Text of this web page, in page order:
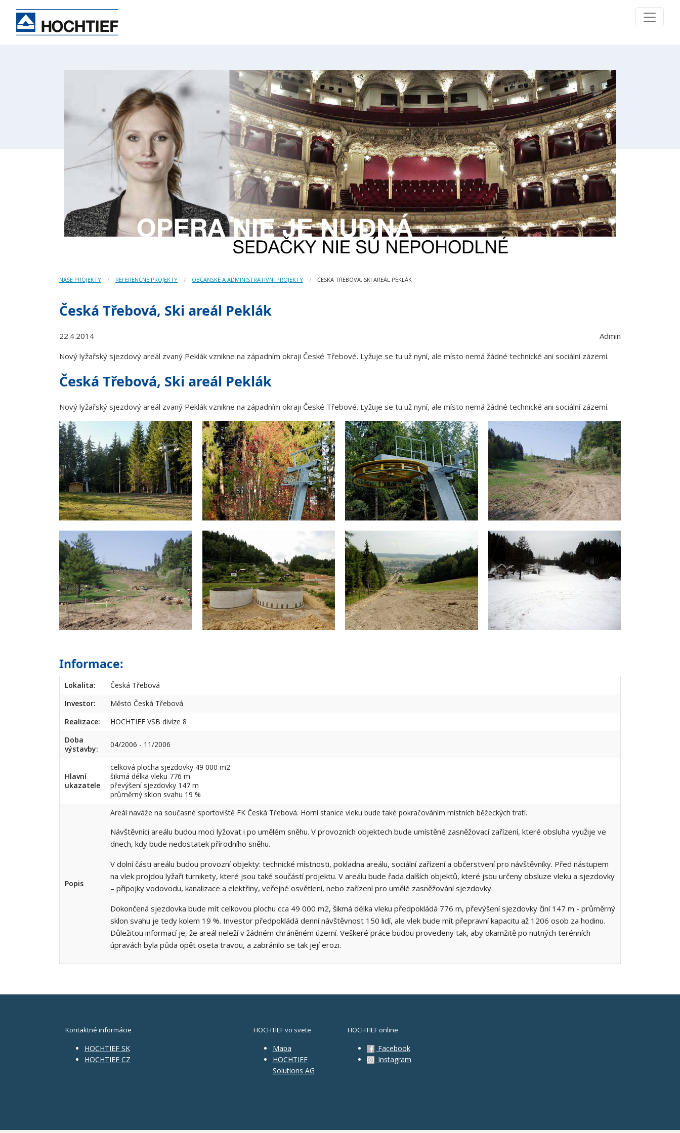
NAŠE PROJEKTY REFERENČNÉ PROJEKTY OBČANSKÉ A ADMINISTRATIVNÍ PROJEKTY ČESKÁ TŘEBOVÁ, SKI AREÁL PEKLÁK
Česká Třebová, Ski areál Peklák
22.4.2014
Admin
Nový lyžařský sjezdový areál zvaný Peklák vznikne na západním okraji České Třebové. Lyžuje se tu už nyní, ale místo nemá žádné technické ani sociální zázemí.
Česká Třebová, Ski areál Peklák
Nový lyžařský sjezdový areál zvaný Peklák vznikne na západním okraji České Třebové. Lyžuje se tu už nyní, ale místo nemá žádné technické ani sociální zázemí.
Informace:
Lokalita:
Česká Třebová
Investor:
Město Česká Třebová
Realizace:
HOCHTIEF VSB divize 8
Doba
výstavby:
04/2006 - 11/2006
Hlavní
ukazatele
celková plocha sjezdovky 49 000 m2
šikmá délka vleku 776 m
převýšení sjezdovky 147 m
průměrný sklon svahu 19 %
Popis
Areál naváže na současné sportoviště FK Česká Třebová. Horní stanice vleku bude také pokračováním místních běžeckých tratí.
Návštěvníci areálu budou moci lyžovat i po umělém sněhu. V provozních objektech bude umístěné zasněžovací zařízení, které obsluha využije ve
dnech, kdy bude nedostatek přírodního sněhu.
V dolní části areálu budou provozní objekty: technické místnosti, pokladna areálu, sociální zařízení a občerstvení pro návštěvníky. Před nástupem
na vlek projdou lyžaři turnikety, které jsou také součástí projektu. V areálu bude řada dalších objektů, které jsou určeny obsluze vleku a sjezdovky
– přípojky vodovodu, kanalizace a elektřiny, veřejné osvětlení, nebo zařízení pro umělé zasněžování sjezdovky.
Dokončená sjezdovka bude mít celkovou plochu cca 49 000 m2, šikmá délka vleku předpokládá 776 m, převýšení sjezdovky činí 147 m - průměrný
sklon svahu je tedy kolem 19 %. Investor předpokládá denní návštěvnost 150 lidí, ale vlek bude mít přepravní kapacitu až 1206 osob za hodinu.
Důležitou informací je, že areál neleží v žádném chráněném území. Veškeré práce budou provedeny tak, aby okamžitě po nutných terénních
úpravách byla půda opět oseta travou, a zabránilo se tak její erozi.
Kontaktné informácie
HOCHTIEF SK
HOCHTIEF CZ
HOCHTIEF vo svete
Mapa
HOCHTIEF
Solutions AG
HOCHTIEF online
Facebook
Instagram